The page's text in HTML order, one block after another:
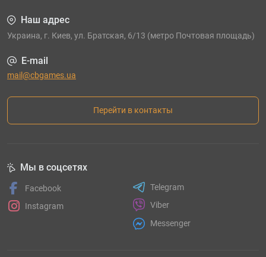
Наш адрес
Украина, г. Киев, ул. Братская, 6/13 (метро Почтовая площадь)
E-mail
mail@cbgames.ua
Перейти в контакты
Мы в соцсетях
Facebook
Instagram
Telegram
Viber
Messenger